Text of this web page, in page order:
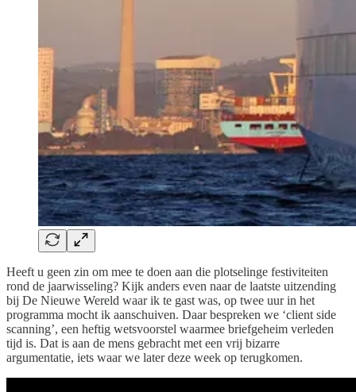
Heeft u geen zin om mee te doen aan die plotselinge festiviteiten
rond de jaarwisseling? Kijk anders even naar de laatste uitzending
bij De Nieuwe Wereld waar ik te gast was, op twee uur in het
programma mocht ik aanschuiven. Daar bespreken we ‘client side
scanning’, een heftig wetsvoorstel waarmee briefgeheim verleden
tijd is. Dat is aan de mens gebracht met een vrij bizarre
argumentatie, iets waar we later deze week op terugkomen.